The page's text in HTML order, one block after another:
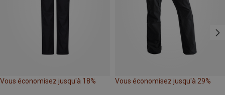
Vous économisez jusqu'à 18% Vous économisez jusqu'à 29%